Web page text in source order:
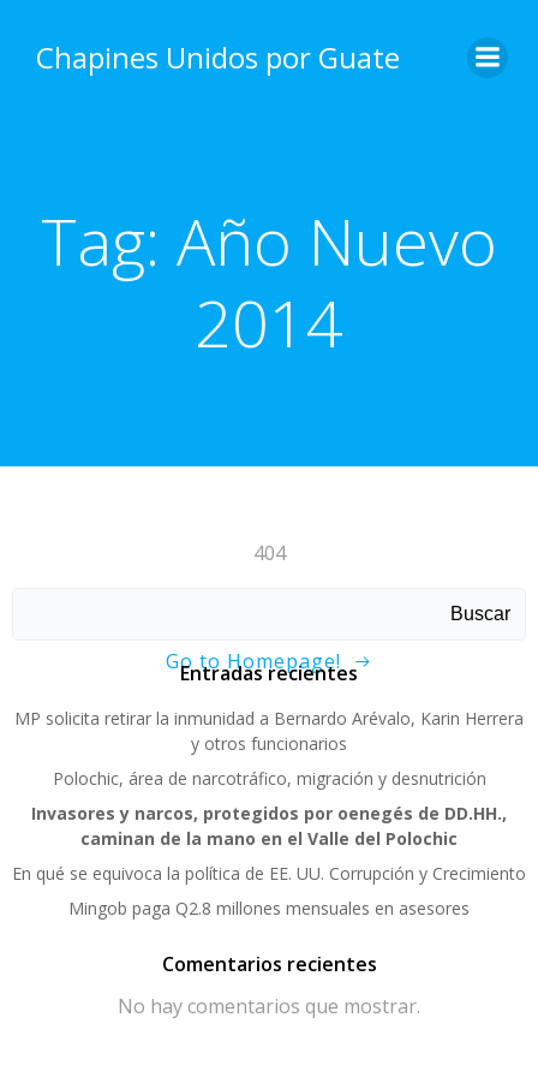
content
Chapines Unidos por Guate
Tag: Año Nuevo
2014
404
Go to Homepage!
Buscar
Entradas recientes
MP solicita retirar la inmunidad a Bernardo Arévalo, Karin Herrera
y otros funcionarios
Polochic, área de narcotráfico, migración y desnutrición
Invasores y narcos, protegidos por oenegés de DD.HH.,
caminan de la mano en el Valle del Polochic
En qué se equivoca la política de EE. UU. Corrupción y Crecimiento
Mingob paga Q2.8 millones mensuales en asesores
Comentarios recientes
No hay comentarios que mostrar.